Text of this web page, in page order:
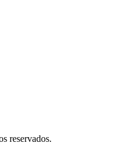
reservados.